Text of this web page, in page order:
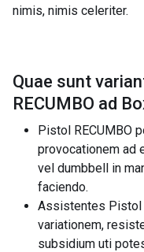
nimis, nimis celeriter.
Quae sunt
RECUMBO ad
Pistol RECUMBO
provocationem ad
vel dumbbell in
faciendo.
Assistentes Pistol
variationem,
subsidium uti